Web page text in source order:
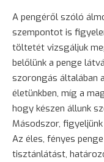
A pengéről szóló
szempontot is
töltetét vizsgáljuk
belőlünk a penge
szorongás általában
életünkben, míg a
hogy készen állunk
Másodszor,
Az éles, fényes
tisztánlátást,